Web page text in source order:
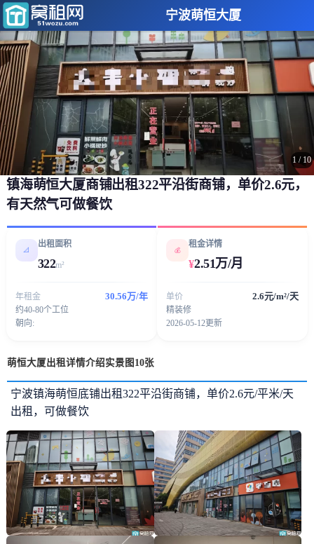
宁波萌恒大厦
1 / 10
镇海萌恒大厦商铺出租322平沿街商铺，单价2.6元，
有天然气可做餐饮
📐
出租面积
322m²
年租金 30.56万/年
约40-80个工位
朝向:
💰
租金详情
¥2.51万/月
单价 2.6元/m²/天
精装修
2026-05-12更新
萌恒大厦出租详情介绍实景图10张
宁波镇海萌恒底铺出租322平沿街商铺，单价2.6元/平米/天
出租，可做餐饮